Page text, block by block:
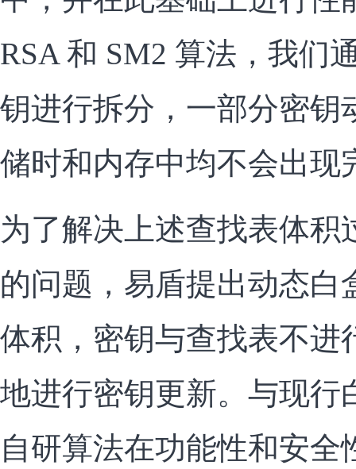
RSA 和 SM2 算法，我们
钥进行拆分，一部分密钥
储时和内存中均不会出现
为了解决上述查找表体积
的问题，易盾提出动态白
体积，密钥与查找表不进
地进行密钥更新。与现行
自研算法在功能性和安全